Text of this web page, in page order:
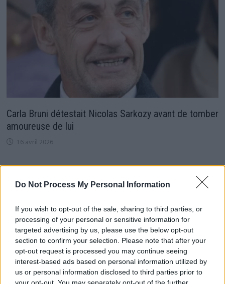
Do Not Process My Personal Information
If you wish to opt-out of the sale, sharing to third parties, or
processing of your personal or sensitive information for
targeted advertising by us, please use the below opt-out
section to confirm your selection. Please note that after your
opt-out request is processed you may continue seeing
interest-based ads based on personal information utilized by
us or personal information disclosed to third parties prior to
your opt-out. You may separately opt-out of the further
Carla Bruni détestait Nicolas Sarkozy avant de tomber
amoureuse de lui
16 avril 2026